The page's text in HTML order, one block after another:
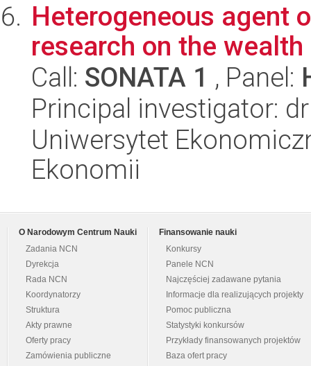
Heterogeneous agent
research on the
Call: SONATA 1 , Panel:
Principal investigator:
Uniwersytet
Ekonomii
O Narodowym Centrum Nauki
Zadania NCN
Dyrekcja
Rada NCN
Koordynatorzy
Struktura
Akty prawne
Oferty pracy
Zamówienia publiczne
Finansowanie nauki
Konkursy
Panele NCN
Najczęściej zadawane pytania
Informacje dla realizujących projekty
Pomoc publiczna
Statystyki konkursów
Przykłady finansowanych projektów
Baza ofert pracy